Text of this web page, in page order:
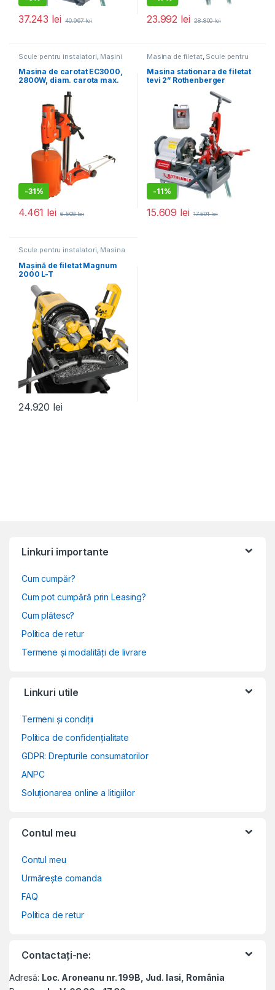
37.243 lei 40.967lei 23.992 lei 28.800lei
Scule pentru instalatori Mașini
de carotat
Masina de carotat EC3000,
2800W, diam. carota max.
-31%
4.461 lei 6.508lei
Masina de filetat, Scule pentru
Masina stationara de filetat
tevi 2” Rothenberger
-11%
15.609 lei 17.591lei
Scule pentru instalatori, Masina
Mașină de filetat Magnum
2000 L-T
24.920 lei
Linkuri importante
Cum cumpăr?
Cum pot cumpără prin Leasing?
Cum plătesc?
Politica de retur
Termene și modalități de livrare
Linkuri utile
Termeni și condiții
Politica de confidențialitate
GDPR: Drepturile consumatorilor
ANPC
Soluționarea online a litigiilor
Contul meu
Contul meu
Urmărește comanda
FAQ
Politica de retur
Contactați-ne:
Adresă: Loc. Aroneanu nr. 199B, Jud. Iasi, România